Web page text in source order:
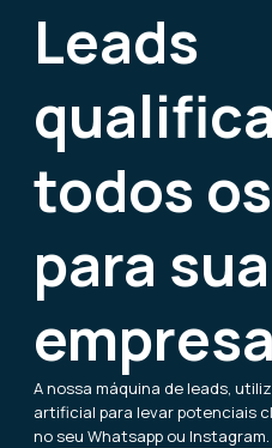
Leads
todos
para sua
empresa
A nossa máquina de leads,
artificial para levar potenciais
no seu Whatsapp ou Instagram.